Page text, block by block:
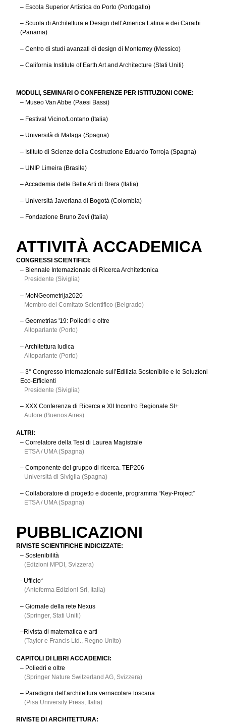
– Escola Superior Artística do Porto (Portogallo)
– Scuola di Architettura e Design dell’America Latina e dei Caraibi
(Panama)
– Centro di studi avanzati di design di Monterrey (Messico)
– California Institute of Earth Art and Architecture (Stati Uniti)
MODULI, SEMINARI O CONFERENZE PER ISTITUZIONI COME:
– Museo Van Abbe (Paesi Bassi)
– Festival Vicino/Lontano (Italia)
– Università di Malaga (Spagna)
– Istituto di Scienze della Costruzione Eduardo Torroja (Spagna)
– UNIP Limeira (Brasile)
– Accademia delle Belle Arti di Brera (Italia)
– Università Javeriana di Bogotà (Colombia)
– Fondazione Bruno Zevi (Italia)
ATTIVITÀ ACCADEMICA
CONGRESSI SCIENTIFICI:
– Biennale Internazionale di Ricerca Architettonica
Presidente (Siviglia)
– MoNGeometrija2020
Membro del Comitato Scientifico (Belgrado)
– Geometrias '19: Poliedri e oltre
Altoparlante (Porto)
– Architettura ludica
Altoparlante (Porto)
– 3° Congresso Internazionale sull’Edilizia Sostenibile e le Soluzioni
Eco-Efficienti
Presidente (Siviglia)
– XXX Conferenza di Ricerca e XII Incontro Regionale SI+
Autore (Buenos Aires)
ALTRI:
– Correlatore della Tesi di Laurea Magistrale
ETSA / UMA (Spagna)
– Componente del gruppo di ricerca. TEP206
Università di Siviglia (Spagna)
– Collaboratore di progetto e docente, programma “Key-Project”
ETSA / UMA (Spagna)
PUBBLICAZIONI
RIVISTE SCIENTIFICHE INDICIZZATE:
– Sostenibilità
(Edizioni MPDI, Svizzera)
- Ufficio*
(Anteferma Edizioni Srl, Italia)
– Giornale della rete Nexus
(Springer, Stati Uniti)
–Rivista di matematica e arti
(Taylor e Francis Ltd., Regno Unito)
CAPITOLI DI LIBRI ACCADEMICI:
– Poliedri e oltre
(Springer Nature Switzerland AG, Svizzera)
– Paradigmi dell’architettura vernacolare toscana
(Pisa University Press, Italia)
RIVISTE DI ARCHITETTURA: